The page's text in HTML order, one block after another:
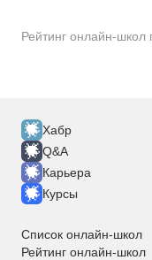
Рейтинг онлайн-школ
Хабр
Q&A
Карьера
Курсы
Список онлайн-школ
Рейтинг онлайн-школ